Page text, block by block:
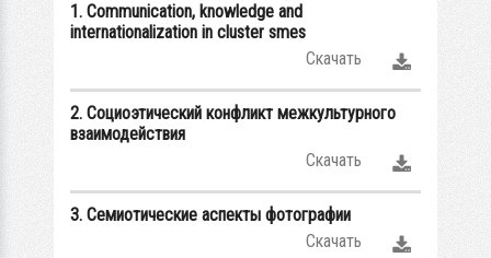
1. Communication, knowledge and
internationalization in cluster smes
Скачать
2. Социоэтический конфликт межкультурного
взаимодействия
Скачать
3. Семиотические аспекты фотографии
Скачать